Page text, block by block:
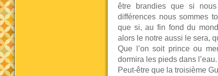
être brandies que si
différences nous sommes
que si, au fin fond du
alors le notre aussi le sera,
Que l’on soit prince ou
dormira les pieds dans l’eau.
Peut-être que la troisième